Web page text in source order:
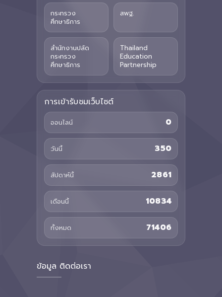
กระทรวง
ศึกษาธิการ
สพฐ.
สำนักงานปลัด
กระทรวง
ศึกษาธิการ
Thailand
Education
Partnership
การเข้ารับชมเว็บไซต์
ออนไลน์ 0
วันนี้ 350
สัปดาห์นี้ 2861
เดือนนี้ 10834
ทั้งหมด 71406
ข้อมูล ติดต่อเรา